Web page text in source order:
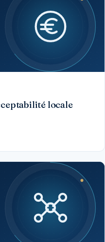
locale